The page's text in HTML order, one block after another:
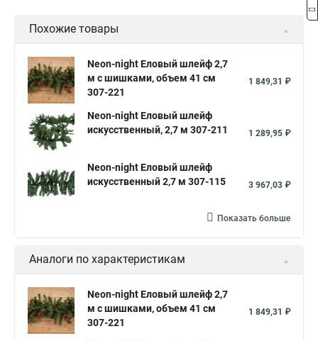
Похожие товары
Neon-night Еловый шлейф 2,7
м с шишками, объем 41 см
307-221
1 849,31 ₽
Neon-night Еловый шлейф
искусственный, 2,7 м 307-211
1 289,95 ₽
Neon-night Еловый шлейф
искусственный 2,7 м 307-115
3 967,03 ₽
Показать больше
Аналоги по характеристикам
Neon-night Еловый шлейф 2,7
м с шишками, объем 41 см
307-221
1 849,31 ₽